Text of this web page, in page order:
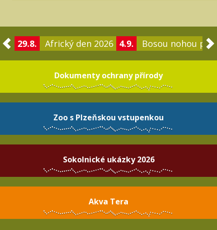
29.8. Africký den 2026 4.9. Bosou nohou po
Dokumenty ochrany přírody
Zoo s Plzeňskou vstupenkou
Sokolnické ukázky 2026
Akva Tera